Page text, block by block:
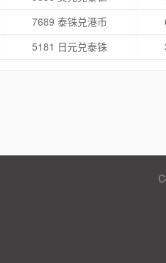
7689 泰铢兑港币
5181 日元兑泰铢